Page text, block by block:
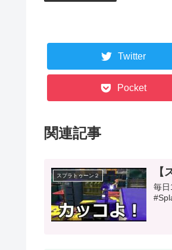
Twitter
Pocket
関連記事
スプラトゥーン２ 【
毎日